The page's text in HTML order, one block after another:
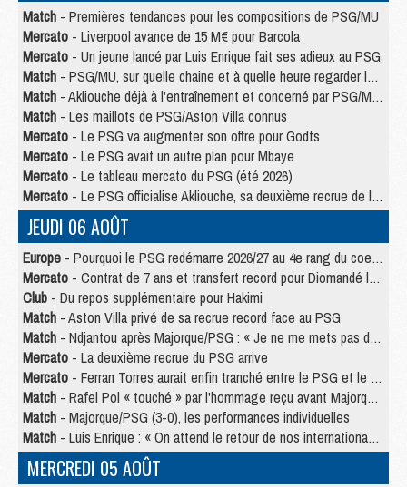
Match - Premières tendances pour les compositions de PSG/MU
Mercato - Liverpool avance de 15 M€ pour Barcola
Mercato - Un jeune lancé par Luis Enrique fait ses adieux au PSG
Match - PSG/MU, sur quelle chaine et à quelle heure regarder le match ?
Match - Akliouche déjà à l'entraînement et concerné par PSG/MU ?
Match - Les maillots de PSG/Aston Villa connus
Mercato - Le PSG va augmenter son offre pour Godts
Mercato - Le PSG avait un autre plan pour Mbaye
Mercato - Le tableau mercato du PSG (été 2026)
Mercato - Le PSG officialise Akliouche, sa deuxième recrue de l’été
JEUDI 06 AOÛT
Europe - Pourquoi le PSG redémarre 2026/27 au 4e rang du coefficient UEFA
Mercato - Contrat de 7 ans et transfert record pour Diomandé loin du PSG
Club - Du repos supplémentaire pour Hakimi
Match - Aston Villa privé de sa recrue record face au PSG
Match - Ndjantou après Majorque/PSG : « Je ne me mets pas de plafond »
Mercato - La deuxième recrue du PSG arrive
Mercato - Ferran Torres aurait enfin tranché entre le PSG et le Barça
Match - Rafel Pol « touché » par l'hommage reçu avant Majorque/PSG
Match - Majorque/PSG (3-0), les performances individuelles
Match - Luis Enrique : « On attend le retour de nos internationaux »
MERCREDI 05 AOÛT